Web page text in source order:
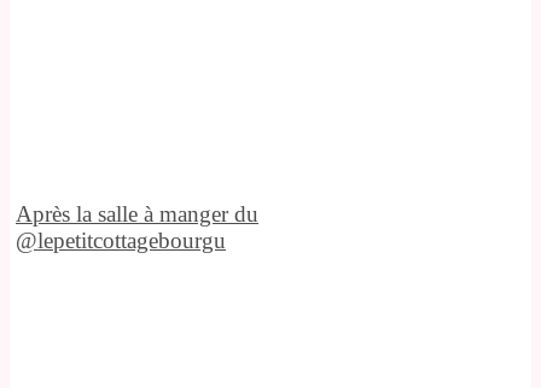
Après la salle à manger du
@lepetitcottagebourgu